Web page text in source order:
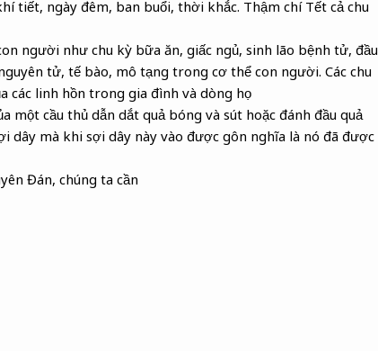
tiết, ngày đêm, ban buổi, thời khắc. Thậm chí Tết cả chu
người như chu kỳ bữa ăn, giấc ngủ, sinh lão bệnh tử, đầu
tử, tế bào, mô tạng trong cơ thể con người. Các chu
các linh hồn trong gia đình và dòng họ
một cầu thủ dẫn dắt quả bóng và sút hoặc đánh đầu quả
dây mà khi sợi dây này vào được gôn nghĩa là nó đã được
Đán, chúng ta cần